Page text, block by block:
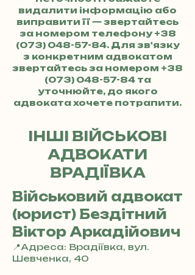
видалити інформацію або
виправити її — звертайтесь
за номером телефону +38
(073) 048-57-84. Для зв'язку
з конкретним адвокатом
звертайтесь за номером +38
(073) 048-57-84та
уточнюйте, до якого
адвоката хочете потрапити.
ІНШІ ВІЙСЬКОВІ
АДВОКАТИ
ВРАДІЇВКА
Військовий адвокат
(юрист) Бездітний
Віктор Аркадійович
📍Адреса: Врадіївка, вул.
Шевченка, 40